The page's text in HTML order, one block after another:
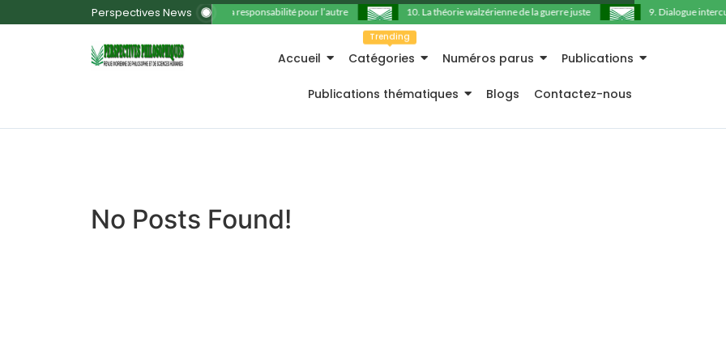
Perspectives News 11. La responsabilité pour l’autre 10. La théorie walzérienne de la guerre juste 9. Dialogue
Accueil Catégories
Trending
Numéros parus Publications
Publications thématiques Blogs Contactez-nous
No Posts Found!